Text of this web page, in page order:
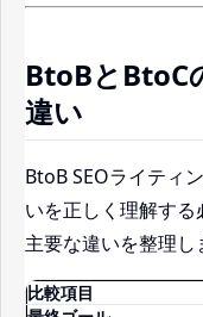
BtoBとBtoC
違い
BtoB SEOライティ
いを正しく理解する
主要な違いを整理し
比較項目